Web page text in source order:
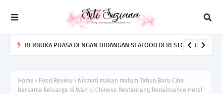
RENAISSANCE JOHOR BAHRU HOTEL RAIKAN GEMPITA RAMADAN
Home Food Review
Nikmati makan malam Tahun Baru Cina
bersama keluarga di Wan Li Chinese Restaurant, Renaissance Hotel